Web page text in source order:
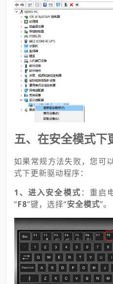
五、在安全模式下
如果常规方法失败，您可
式下更新驱动程序：
1、进入安全模式 ：重启
“F8”键，选择“安全模式”。